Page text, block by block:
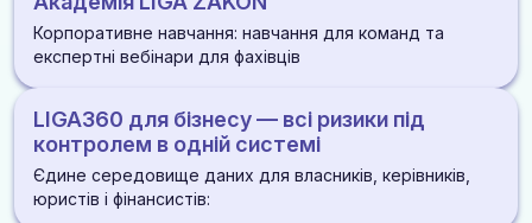
розпорядження
ДІЗНАТИСЯ БІЛЬШЕ
ДІЗНАТИСЯ БІЛЬШЕ
ДІЗНАТИСЯ БІЛЬШЕ
ДІЗНАТИСЯ БІЛЬШЕ
розірвань
Алерти по статусах і змінах під час процедури
Оцінка стійкості постачальника: фінанси, суди,
репутація
ДІЗНАТИСЯ БІЛЬШЕ
Корпоративне навчання: навчання для команд та
експертні вебінари для фахівців
ДІЗНАТИСЯ БІЛЬШЕ
LIGA360 для бізнесу — всі ризики під
контролем в одній системі
Єдине середовище даних для власників, керівників,
юристів і фінансистів: